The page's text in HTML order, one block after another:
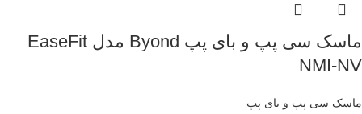
ماسک سی پپ و بای پپ Byond مدل EaseFit
NMI-NV
ماسک سی پپ و بای پپ